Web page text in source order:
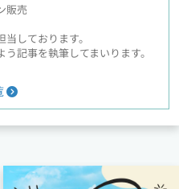
販売
しております。
記事を執筆してまいります。